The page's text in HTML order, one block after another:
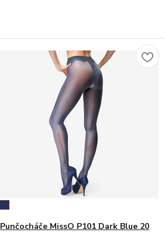
Punčocháče MissO P101 Dark Blue 20